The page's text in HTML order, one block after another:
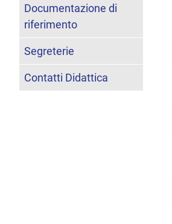
Documentazione di
riferimento
Segreterie
Contatti Didattica